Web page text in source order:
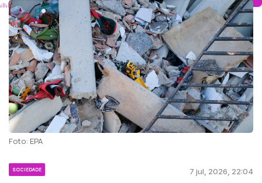
Foto: EPA
SOCIEDADE 7 jul, 2026, 22:04